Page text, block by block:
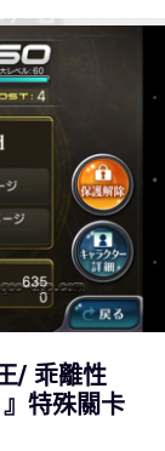
/ 乖離性
特殊關卡